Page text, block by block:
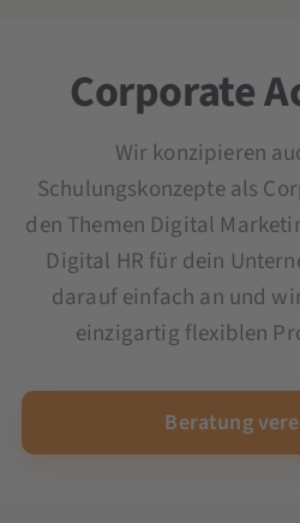
Seminar und Schulung
Corporate
Wir konzipieren
Schulungskonzepte als
den Themen Digital
Digital HR für dein
darauf einfach an und
einzigartig flexiblen
Beratung